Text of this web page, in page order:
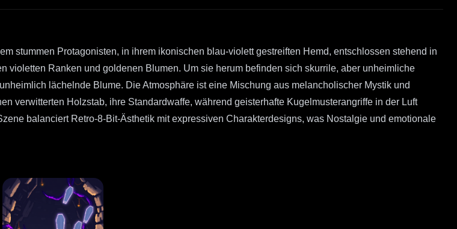
stummen Protagonisten, in ihrem ikonischen blau-violett gestreiften Hemd, entschlossen stehend in
Ranken und goldenen Blumen. Um sie herum befinden sich skurrile, aber unheimliche
lächelnde Blume. Die Atmosphäre ist eine Mischung aus melancholischer Mystik und
verwitterten Holzstab, ihre Standardwaffe, während geisterhafte Kugelmusterangriffe in der Luft
balanciert Retro-8-Bit-Ästhetik mit expressiven Charakterdesigns, was Nostalgie und emotionale